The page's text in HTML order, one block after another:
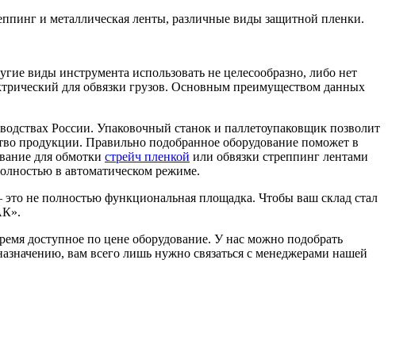
и металлическая ленты, различные виды защитной пленки.
виды инструмента использовать не целесообразно, либо нет
для обвязки грузов. Основным преимуществом данных
России. Упаковочный станок и паллетоупаковщик позволит
продукции. Правильно подобранное оборудование поможет в
для обмотки стрейч пленкой или обвязки стреппинг лентами
в автоматическом режиме.
не полностью функциональная площадка. Чтобы ваш склад стал
доступное по цене оборудование. У нас можно подобрать
вам всего лишь нужно связаться с менеджерами нашей